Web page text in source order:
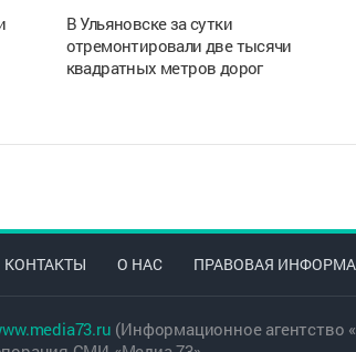
В Ульяновске за сутки
отремонтировали две тысячи
квадратных метров дорог
КОНТАКТЫ О НАС ПРАВОВАЯ
(Информационное агентство